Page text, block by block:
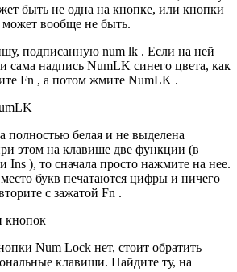
быть не одна на кнопке, или кнопки
вообще не быть.
подписанную num lk . Если на ней
сама надпись NumLK синего цвета, как
Fn , а потом жмите NumLK .
полностью белая и не выделена
этом на клавише две функции (в
Ins ), то сначала просто нажмите на нее.
букв печатаются цифры и ничего
с зажатой Fn .
Num Lock нет, стоит обратить
клавиши. Найдите ту, на